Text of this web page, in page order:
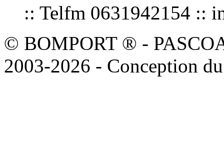
:: Telfm 0631942154 ::
© BOMPORT ® -
2003-2026 - Conception